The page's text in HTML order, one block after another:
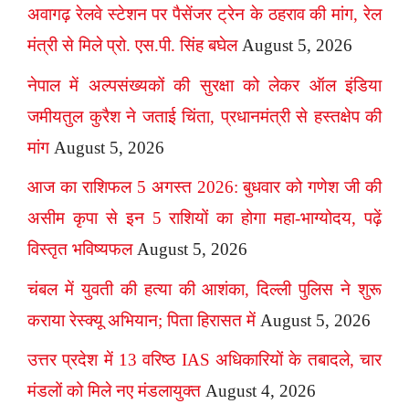
अवागढ़ रेलवे स्टेशन पर पैसेंजर ट्रेन के ठहराव की मांग, रेल
मंत्री से मिले प्रो. एस.पी. सिंह बघेल August 5, 2026
नेपाल में अल्पसंख्यकों की सुरक्षा को लेकर ऑल इंडिया
जमीयतुल कुरैश ने जताई चिंता, प्रधानमंत्री से हस्तक्षेप की
मांग August 5, 2026
आज का राशिफल 5 अगस्त 2026: बुधवार को गणेश जी की
असीम कृपा से इन 5 राशियों का होगा महा-भाग्योदय, पढ़ें
विस्तृत भविष्यफल August 5, 2026
चंबल में युवती की हत्या की आशंका, दिल्ली पुलिस ने शुरू
कराया रेस्क्यू अभियान; पिता हिरासत में August 5, 2026
उत्तर प्रदेश में 13 वरिष्ठ IAS अधिकारियों के तबादले, चार
मंडलों को मिले नए मंडलायुक्त August 4, 2026